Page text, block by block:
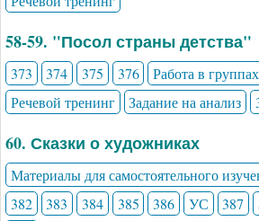
58-59. "Посол страны детства"
373 374 375 376 Работа в группах
Речевой тренинг
Задание на анализ
60. Сказки о художниках
Материалы для самостоятельного
382
383 384 385 386 УС 387